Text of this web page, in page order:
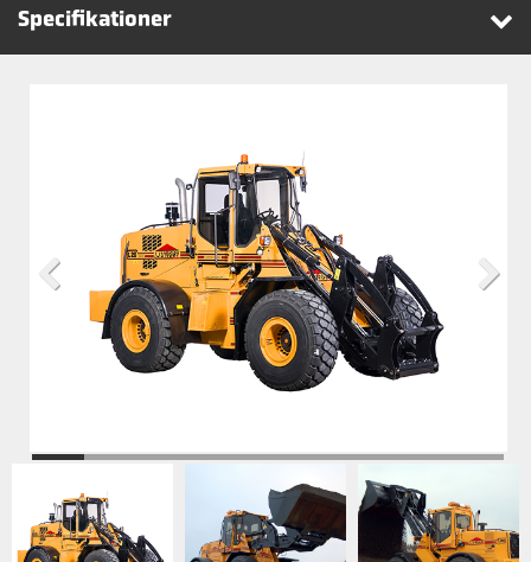
Specifikationer